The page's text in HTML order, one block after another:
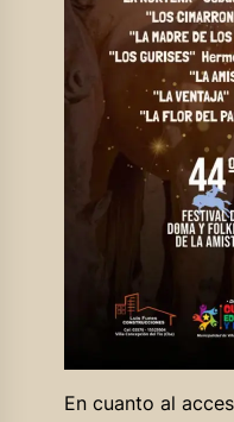
En cuanto al